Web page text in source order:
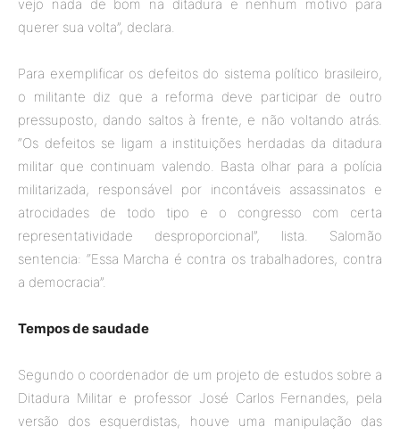
vejo nada de bom na ditadura e nenhum motivo para
querer sua volta”, declara.
Para exemplificar os defeitos do sistema político brasileiro,
o militante diz que a reforma deve participar de outro
pressuposto, dando saltos à frente, e não voltando atrás.
“Os defeitos se ligam a instituições herdadas da ditadura
militar que continuam valendo. Basta olhar para a polícia
militarizada, responsável por incontáveis assassinatos e
atrocidades de todo tipo e o congresso com certa
representatividade desproporcional”, lista. Salomão
sentencia: “Essa Marcha é contra os trabalhadores, contra
a democracia”.
Tempos de saudade
Segundo o coordenador de um projeto de estudos sobre a
Ditadura Militar e professor José Carlos Fernandes, pela
versão dos esquerdistas, houve uma manipulação das